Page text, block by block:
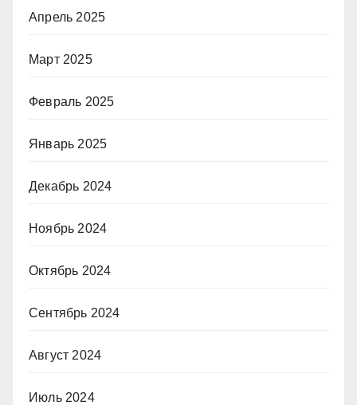
Апрель 2025
Март 2025
Февраль 2025
Январь 2025
Декабрь 2024
Ноябрь 2024
Октябрь 2024
Сентябрь 2024
Август 2024
Июль 2024